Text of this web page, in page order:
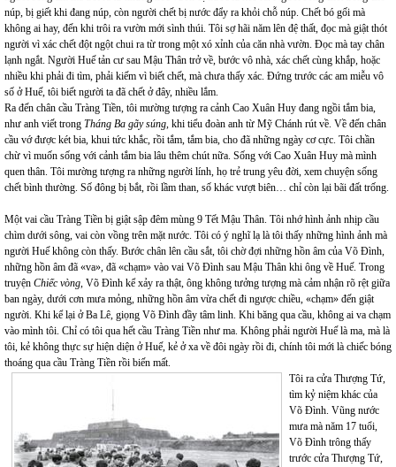
núp, bị giết khi đang núp, còn người chết bị nước đẩy ra khỏi chỗ núp. Chết bó gối mà
không ai hay, đến khi trôi ra vườn mới sình thúi. Tôi sợ hãi năm lên đệ thất, đọc mà giật thót
người vì xác chết đột ngột chui ra từ trong một xó xỉnh của căn nhà vườn. Đọc mà tay chân
lạnh ngắt. Người Huế tản cư sau Mậu Thân trở về, bước vô nhà, xác chết cùng khắp, hoặc
nhiều khi phải đi tìm, phải kiếm vì biết chết, mà chưa thấy xác. Đứng trước các am miễu vô
số ở Huế, tôi biết người ta đã chết ở đây, nhiều lắm.
Ra đến chân cầu Tràng Tiền, tôi mường tượng ra cảnh Cao Xuân Huy đang ngồi tắm bia,
như anh viết trong Tháng Ba gãy súng, khi tiểu đoàn anh từ Mỹ Chánh rút về. Về đến chân
cầu vớ được két bia, khui tức khắc, rồi tắm, tắm bia, cho đã những ngày cơ cực. Tôi chần
chừ vì muốn sống với cảnh tắm bia lâu thêm chút nữa. Sống với Cao Xuân Huy mà mình
quen thân. Tôi mường tượng ra những người lính, họ trẻ trung yêu đời, xem chuyện sống
chết bình thường. Số đông bị bắt, rồi lầm than, số khác vượt biên… chỉ còn lại bãi đất trống.
Một vai cầu Tràng Tiền bị giật sập đêm mùng 9 Tết Mậu Thân. Tôi nhớ hình ảnh nhịp cầu
chìm dưới sông, vai còn vồng trên mặt nước. Tôi có ý nghĩ lạ là tôi thấy những hình ảnh mà
người Huế không còn thấy. Bước chân lên cầu sắt, tôi chờ đợi những hồn âm của Võ Đình,
những hồn âm đã «va», đã «chạm» vào vai Võ Đình sau Mậu Thân khi ông về Huế. Trong
truyện Chiếc vòng, Võ Đình kể xảy ra thật, ông không tưởng tượng mà cảm nhận rõ rệt giữa
ban ngày, dưới cơn mưa mỏng, những hồn âm vừa chết đi ngược chiều, «chạm» đến giật
người. Khi kể lại ở Ba Lê, giọng Võ Đình đầy tâm linh. Khi băng qua cầu, không ai va chạm
vào mình tôi. Chỉ có tôi qua hết cầu Tràng Tiền như ma. Không phải người Huế là ma, mà là
tôi, kẻ không thực sự hiện diện ở Huế, kẻ ở xa về đôi ngày rồi đi, chính tôi mới là chiếc bóng
thoáng qua cầu Tràng Tiền rồi biến mất.
Tôi ra cửa Thượng Tứ,
tìm kỷ niệm khác của
Võ Đình. Vũng nước
mưa mà năm 17 tuổi,
Võ Đình trông thấy
trước cửa Thượng Tứ,